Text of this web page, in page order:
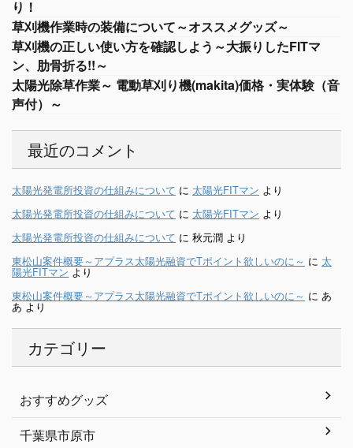
り！
草刈機作業時の装備について～オススメグッズ～
草刈機の正しい使い方を確認しよう～大振りしたFITマ
ン、肋骨折る!!～
太陽光除草作業～ 電動草刈り機(makita)価格・実体験（音
声付）～
最近のコメント
太陽光発電所投資の仕組みについて に 太陽光FITマン より
太陽光発電所投資の仕組みについて に 太陽光FITマン より
太陽光発電所投資の仕組みについて に 秋元潤 より
東松山案件概要～アプラス太陽光融資でTポイント欲しいのに～ に 太
陽光FITマンより
東松山案件概要～アプラス太陽光融資でTポイント欲しいのに～ に あ
あより
カテゴリー
おすすめグッズ
千葉県市原市